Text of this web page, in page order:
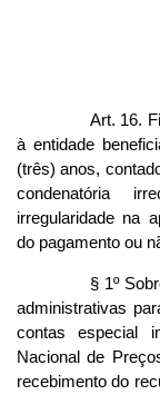
Art. 16.
à entidade
(três) anos,
condenatória
irregularidade na
do pagamento ou
§ 1º
administrativas
contas especial
Nacional de
recebimento do